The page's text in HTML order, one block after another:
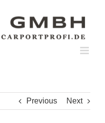
Previous Next